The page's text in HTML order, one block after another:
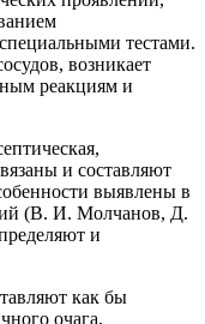
тестами.
возникает
реакциям и
и составляют
выявлены в
(В. И. Молчанов, Д.
и
как бы
очага,